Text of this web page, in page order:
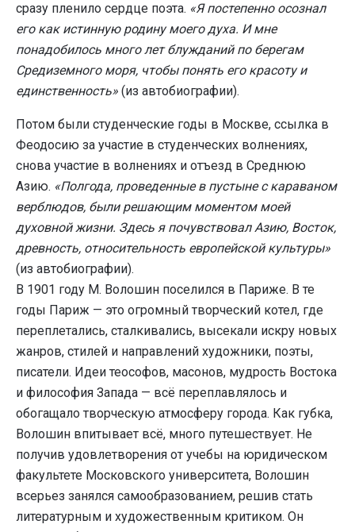
сразу пленило сердце поэта. «Я постепенно осознал
его как истинную родину моего духа. И мне
понадобилось много лет блужданий по берегам
Средиземного моря, чтобы понять его красоту и
единственность» (из автобиографии).
Потом были студенческие годы в Москве, ссылка в
Феодосию за участие в студенческих волнениях,
снова участие в волнениях и отъезд в Среднюю
Азию. «Полгода, проведенные в пустыне с караваном
верблюдов, были решающим моментом моей
духовной жизни. Здесь я почувствовал Азию, Восток,
древность, относительность европейской культуры»
(из автобиографии).
В 1901 году М. Волошин поселился в Париже. В те
годы Париж — это огромный творческий котел, где
переплетались, сталкивались, высекали искру новых
жанров, стилей и направлений художники, поэты,
писатели. Идеи теософов, масонов, мудрость Востока
и философия Запада — всё переплавлялось и
обогащало творческую атмосферу города. Как губка,
Волошин впитывает всё, много путешествует. Не
получив удовлетворения от учебы на юридическом
факультете Московского университета, Волошин
всерьез занялся самообразованием, решив стать
литературным и художественным критиком. Он